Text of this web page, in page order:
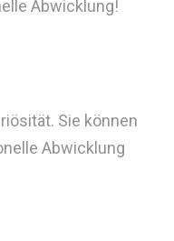
Abwicklung!
Sie können
Abwicklung